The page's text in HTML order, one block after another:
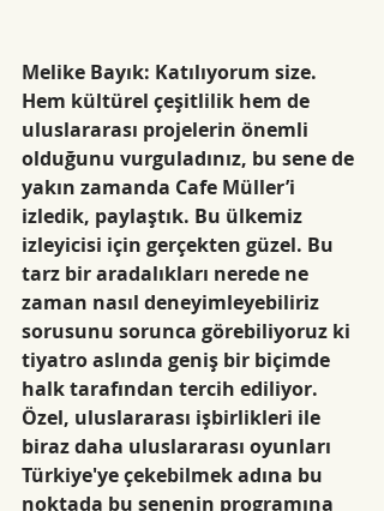
Melike Bayık: Katılıyorum size.
Hem kültürel çeşitlilik hem de
uluslararası projelerin önemli
olduğunu vurguladınız, bu sene de
yakın zamanda Cafe Müller’i
izledik, paylaştık. Bu ülkemiz
izleyicisi için gerçekten güzel. Bu
tarz bir aradalıkları nerede ne
zaman nasıl deneyimleyebiliriz
sorusunu sorunca görebiliyoruz ki
tiyatro aslında geniş bir biçimde
halk tarafından tercih ediliyor.
Özel, uluslararası işbirlikleri ile
biraz daha uluslararası oyunları
Türkiye'ye çekebilmek adına bu
noktada bu senenin programına